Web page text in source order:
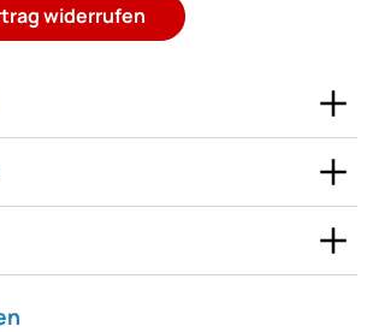
widerrufen